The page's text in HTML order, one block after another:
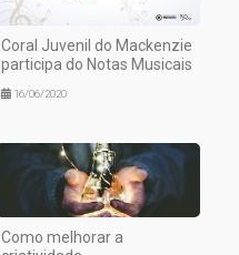
Coral Juvenil do Mackenzie
participa do Notas Musicais
16/06/2020
Como melhorar a